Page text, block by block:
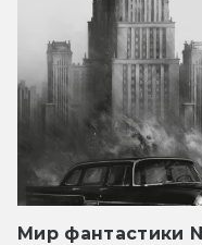
Мир фантастики